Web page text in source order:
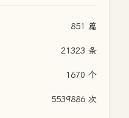
851 篇
21323 条
1670 个
5539886 次